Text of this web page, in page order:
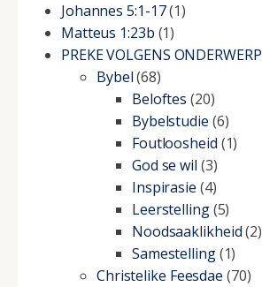
Johannes 5:1-17(1)
Matteus 1:23b (1)
PREKE VOLGENS ONDERWERP
Bybel(68)
Beloftes (20)
Bybelstudie (6)
Foutloosheid (1)
God se wil (3)
Inspirasie (4)
Leerstelling(5)
Noodsaaklikheid(2)
Samestelling(1)
Christelike Feesdae (70)